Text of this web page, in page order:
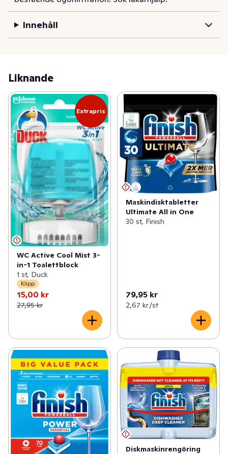
Innehåll
Liknande
Extrapris
WC Active Cool Mist 3-
in-1 Toalettblock
1 st, Duck
Klipp
15,00 kr
27,95 kr
Maskindisktabletter
Ultimate All in One
30 st, Finish
79,95 kr
2,67 kr /st
Diskmaskinrengöring